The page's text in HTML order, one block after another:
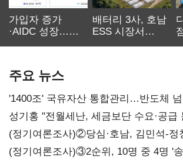
가입자 증가
·AIDC 성장…
배터리 3사, 호남
ESS 시장서
주요 뉴스
'1400조' 국유자산 통합관리…반도체
구조혁신
성기홍 "전월세난, 세금보단 수요·공
시사
(정기여론조사)②당심·호남, 김민석-정
(정기여론조사)③2순위, 10명 중 4명 '